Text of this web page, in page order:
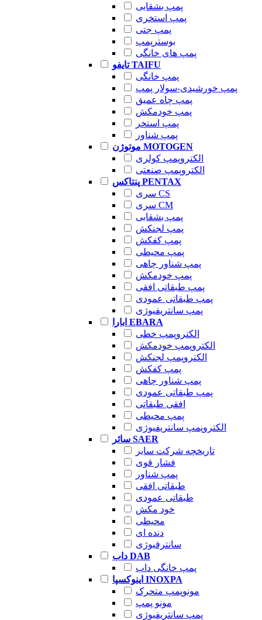
پمپ بشقابی
پمپ استخری
پمپ جتی
بوسترپمپ
پمپ های خانگی
تایفو TAIFU
پمپ خانگی
پمپ خورشیدی-سولار پمپ
پمپ چاه عمیق
پمپ خودمکش
پمپ استخر
پمپ شناور
موتوژن MOTOGEN
الکتروپمپ کولری
الکتروپمپ صنعتی
پنتاکس PENTAX
سری CS
سری CM
پمپ بشقابی
پمپ لجنکش
پمپ کفکش
پمپ محیطی
پمپ شناور چاهی
پمپ خودمکش
پمپ طبقاتی افقی
پمپ طبقاتی عمودی
پمپ سانتریفیوژی
ابارا EBARA
الکتروپمپ خطی
الکتروپمپ خودمکش
الکتروپمپ لجنکش
پمپ کفکش
پمپ شناور چاهی
پمپ طبقاتی عمودی
افقی طبقاتی
پمپ محیطی
الکتروپمپ سانتریفیوژی
سائر SAER
تاریخچه شرکت سایر
فشار قوی
پمپ شناور
طبقاتی افقی
طبقاتی عمودی
خود مکش
محیطی
دنده ای
سانترفیوژی
داب DAB
پمپ خانگی داب
اینوکسپا INOXPA
مونوپمپ متحرک
مونو پمپ
پمپ سانتریفیوژی